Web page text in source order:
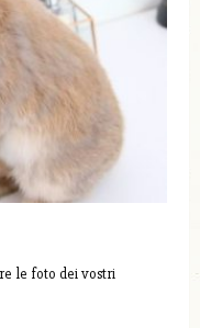
le foto dei vostri